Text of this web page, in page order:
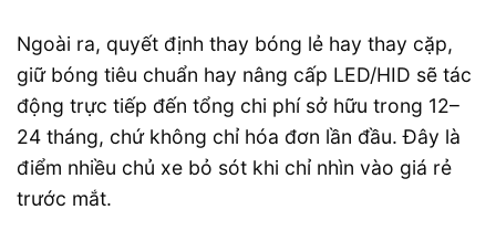
Ngoài ra, quyết định thay bóng lẻ hay thay cặp,
giữ bóng tiêu chuẩn hay nâng cấp LED/HID sẽ tác
động trực tiếp đến tổng chi phí sở hữu trong 12–
24 tháng, chứ không chỉ hóa đơn lần đầu. Đây là
điểm nhiều chủ xe bỏ sót khi chỉ nhìn vào giá rẻ
trước mắt.